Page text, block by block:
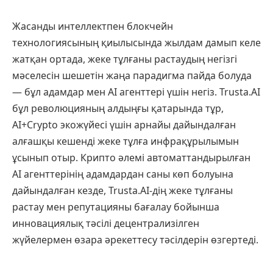
Жасанды интеллектпен блокчейн
технологиясының қиылысында жылдам дамып келе
жатқан ортада, жеке тұлғаны растаудың негізгі
мәселесін шешетін жаңа парадигма пайда болуда
— бұл адамдар мен AI агенттері үшін негіз. Trusta.AI
бұл революцияның алдыңғы қатарында тұр,
AI+Crypto экожүйесі үшін арнайы дайындалған
алғашқы кешенді жеке тұлға инфрақұрылымын
ұсынып отыр. Крипто әлемі автоматтандырылған
AI агенттерінің адамдардан саны көп болуына
дайындалған кезде, Trusta.AI-дің жеке тұлғаны
растау мен репутацияны бағалау бойынша
инновациялық тәсілі децентрализілген
жүйелермен өзара әрекеттесу тәсілдерін өзгертеді.